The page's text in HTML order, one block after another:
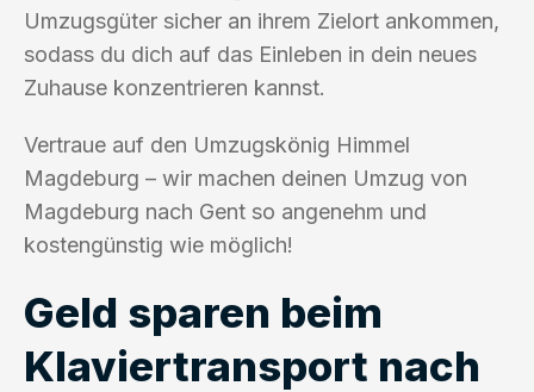
Umzugsgüter sicher an ihrem Zielort ankommen,
sodass du dich auf das Einleben in dein neues
Zuhause konzentrieren kannst.
Vertraue auf den Umzugskönig Himmel
Magdeburg – wir machen deinen Umzug von
Magdeburg nach Gent so angenehm und
kostengünstig wie möglich!
Geld sparen beim
Klaviertransport nach